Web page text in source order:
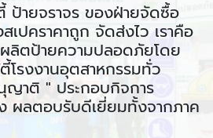
ป้ายจราจร ของฝ่ายจัดซื้อ
ปคราคาถูก จัดส่งไว เราคือ
ลิตป้ายความปลอดภัยโดย
โรงงานอุตสาหกรรมทั่ว
ญาติ " ประกอบกิจการ
ผลตอบรับดีเยี่ยมทั้งจากภาค